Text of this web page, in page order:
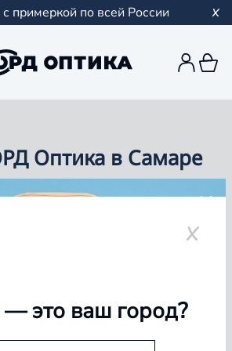
примеркой по всей России
Оптика в Самаре
Оптика» - это более 100
это ваш город?